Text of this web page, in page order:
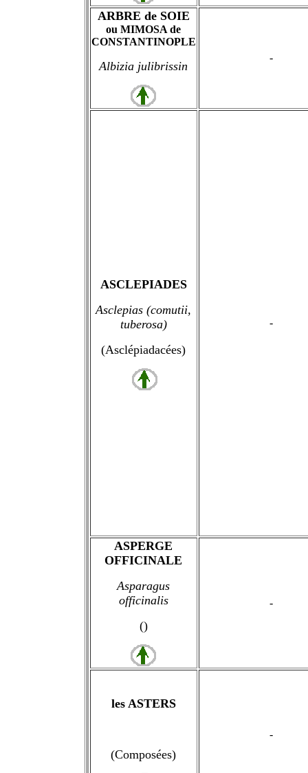
ARBRE de SOIE
ou MIMOSA de
CONSTANTINOPLE
Albizia julibrissin
-
ASCLEPIADES
Asclepias (comutii,
tuberosa)
(Asclépiadacées)
-
ASPERGE
OFFICINALE
Asparagus
officinalis
()
-
les ASTERS
(Composées)
-